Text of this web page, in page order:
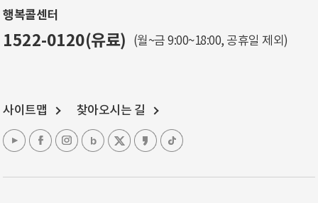
행복콜센터
1522-0120(유료) (월~금 9:00~18:00, 공휴일 제외)
사이트맵 찾아오시는 길